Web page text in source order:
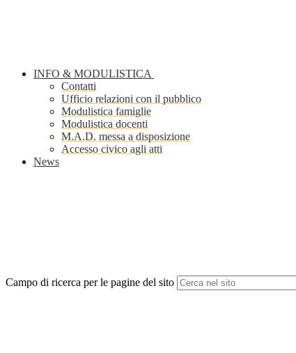
INFO & MODULISTICA
Contatti
Ufficio relazioni con il pubblico
Modulistica famiglie
Modulistica docenti
M.A.D. messa a disposizione
Accesso civico agli atti
News
Campo di ricerca per le pagine del sito